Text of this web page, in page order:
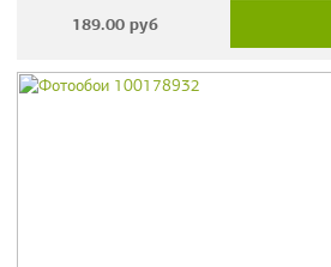
189.00 руб